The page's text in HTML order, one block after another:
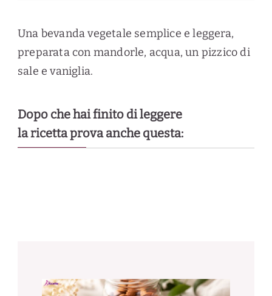
Una bevanda vegetale semplice e leggera,
preparata con mandorle, acqua, un pizzico di
sale e vaniglia.
Dopo che hai finito di leggere
la ricetta prova anche questa: